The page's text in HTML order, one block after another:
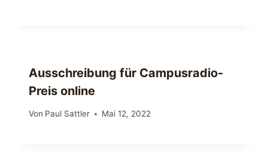
Ausschreibung für Campusradio-
Preis online
Von Paul Sattler Mai 12, 2022